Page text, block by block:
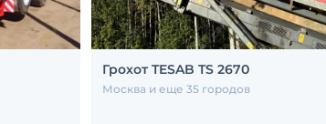
Грохот TESAB TS 2670
Москва и еще 35 городов